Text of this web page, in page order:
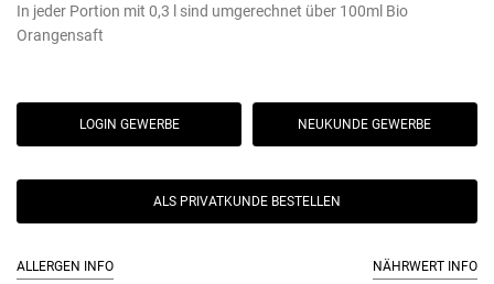
In jeder Portion mit 0,3 l sind umgerechnet über 100ml Bio
Orangensaft
LOGIN GEWERBE NEUKUNDE GEWERBE
ALS PRIVATKUNDE BESTELLEN
ALLERGEN INFO NÄHRWERT INFO